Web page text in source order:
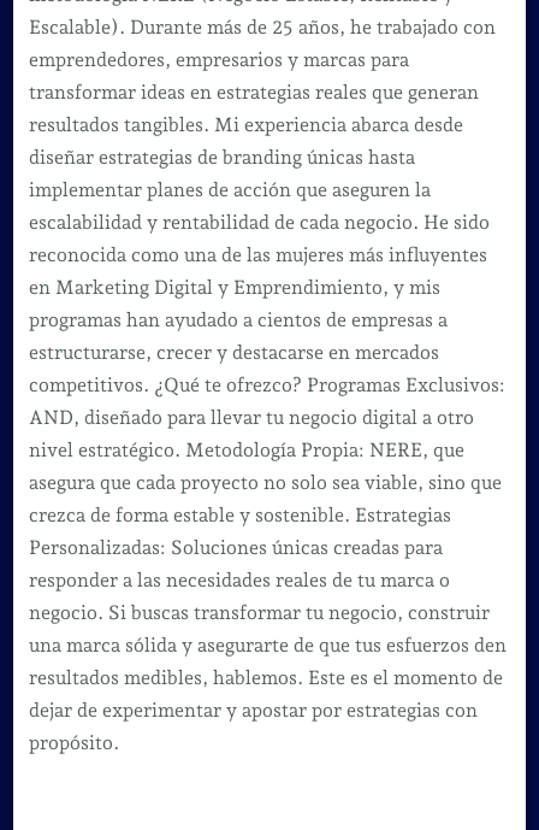
Escalable). Durante más de 25 años, he trabajado con
emprendedores, empresarios y marcas para
transformar ideas en estrategias reales que generan
resultados tangibles. Mi experiencia abarca desde
diseñar estrategias de branding únicas hasta
implementar planes de acción que aseguren la
escalabilidad y rentabilidad de cada negocio. He sido
reconocida como una de las mujeres más influyentes
en Marketing Digital y Emprendimiento, y mis
programas han ayudado a cientos de empresas a
estructurarse, crecer y destacarse en mercados
competitivos. ¿Qué te ofrezco? Programas Exclusivos:
AND, diseñado para llevar tu negocio digital a otro
nivel estratégico. Metodología Propia: NERE, que
asegura que cada proyecto no solo sea viable, sino que
crezca de forma estable y sostenible. Estrategias
Personalizadas: Soluciones únicas creadas para
responder a las necesidades reales de tu marca o
negocio. Si buscas transformar tu negocio, construir
una marca sólida y asegurarte de que tus esfuerzos den
resultados medibles, hablemos. Este es el momento de
dejar de experimentar y apostar por estrategias con
propósito.